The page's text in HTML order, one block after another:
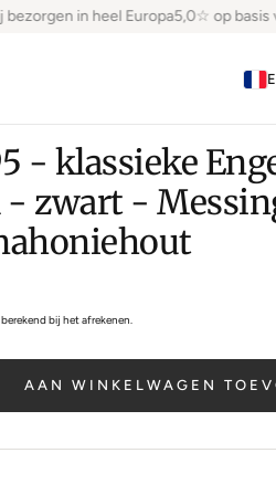
in heel Europa5,0☆ op basis
- klassieke
zwart -
bij het afrekenen.
AAN WINKELWAGEN